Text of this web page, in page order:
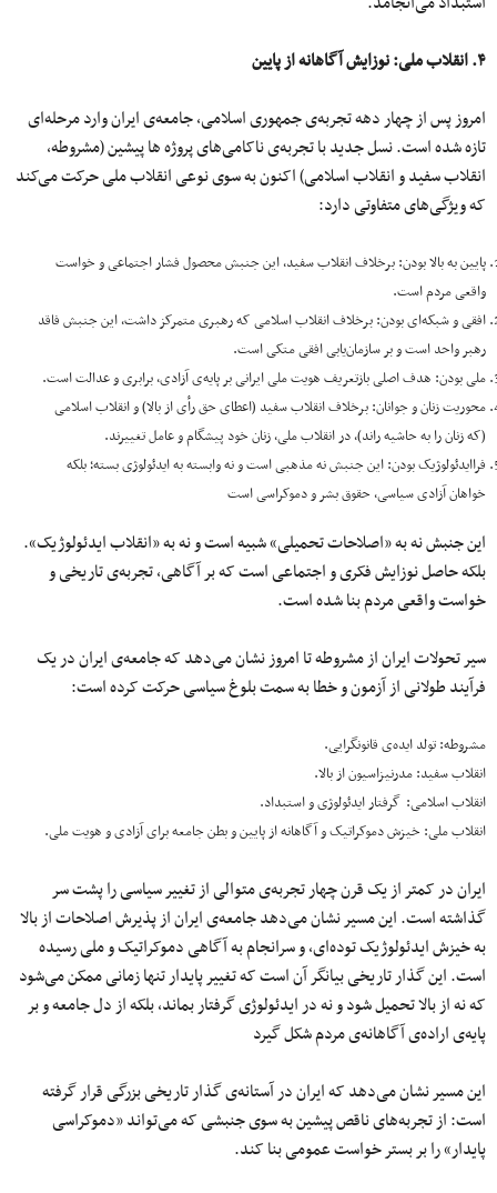
۴. انقلاب ملی: نوزایش آگاهانه از پایین
امروز پس از چهار دهه تجربه‌ی جمهوری اسلامی، جامعه‌ی ایران وارد مرحله‌ای
تازه شده است. نسل جدید با تجربه‌ی ناکامی‌های پروژه‌ ها پیشین (مشروطه،
انقلاب سفید و انقلاب اسلامی) اکنون به‌ سوی نوعی انقلاب ملی حرکت می‌کند
که ویژگی‌های متفاوتی دارد:
پایین به بالا بودن: برخلاف انقلاب سفید، این جنبش محصول فشار اجتماعی و خواست
واقعی مردم است.
افقی و شبکه‌ای بودن: برخلاف انقلاب اسلامی که رهبری متمرکز داشت، این جنبش فاقد
رهبر واحد است و بر سازمان‌یابی افقی متکی است.
ملی بودن: هدف اصلی بازتعریف هویت ملی ایرانی بر پایه‌ی آزادی، برابری و عدالت است.
محوریت زنان و جوانان: برخلاف انقلاب سفید (اعطای حق رأی از بالا) و انقلاب اسلامی
(که زنان را به حاشیه راند)، در انقلاب ملی، زنان خود پیشگام و عامل تغییرند.
فراایدئولوژیک بودن: این جنبش نه مذهبی است و نه وابسته به ایدئولوژی بسته؛ بلکه
خواهان آزادی سیاسی، حقوق بشر و دموکراسی است
این جنبش نه به «اصلاحات تحمیلی» شبیه است و نه به «انقلاب ایدئولوژیک».
بلکه حاصل نوزایش فکری و اجتماعی است که بر آگاهی، تجربه‌ی تاریخی و
خواست واقعی مردم بنا شده است.
سیر تحولات ایران از مشروطه تا امروز نشان می‌دهد که جامعه‌ی ایران در یک
فرآیند طولانی از آزمون و خطا به سمت بلوغ سیاسی حرکت کرده است:
مشروطه: تولد ایده‌ی قانونگرایی.
انقلاب سفید: مدرنیزاسیون از بالا.
انقلاب اسلامی: گرفتار ایدئولوژی و استبداد.
انقلاب ملی: خیزش دموکراتیک و آگاهانه از پایین و بطن جامعه برای آزادی و هویت ملی.
ایران در کمتر از یک قرن چهار تجربه‌ی متوالی از تغییر سیاسی را پشت سر
گذاشته است. این مسیر نشان می‌دهد جامعه‌ی ایران از پذیرش اصلاحات از بالا
به خیزش ایدئولوژیک توده‌ای، و سرانجام به آگاهی دموکراتیک و ملی رسیده
است. این گذار تاریخی بیانگر آن است که تغییر پایدار تنها زمانی ممکن می‌شود
که نه از بالا تحمیل شود و نه در ایدئولوژی گرفتار بماند، بلکه از دل جامعه و بر
پایه‌ی اراده‌ی آگاهانه‌ی مردم شکل گیرد
این مسیر نشان می‌دهد که ایران در آستانه‌ی گذار تاریخی بزرگی قرار گرفته
است: از تجربه‌های ناقص پیشین به سوی جنبشی که می‌تواند «دموکراسی
پایدار» را بر بستر خواست عمومی بنا کند.